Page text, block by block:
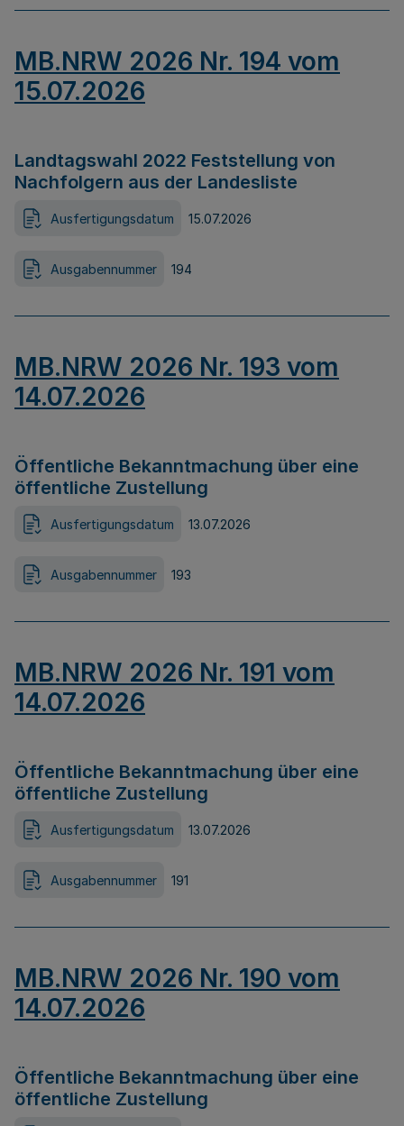
MB.NRW 2026 Nr. 194 vom
15.07.2026
Landtagswahl 2022 Feststellung von
Nachfolgern aus der Landesliste
Ausfertigungsdatum 15.07.2026
Ausgabennummer 194
MB.NRW 2026 Nr. 193 vom
14.07.2026
Öffentliche Bekanntmachung über eine
öffentliche Zustellung
Ausfertigungsdatum 13.07.2026
Ausgabennummer 193
MB.NRW 2026 Nr. 191 vom
14.07.2026
Öffentliche Bekanntmachung über eine
öffentliche Zustellung
Ausfertigungsdatum 13.07.2026
Ausgabennummer 191
MB.NRW 2026 Nr. 190 vom
14.07.2026
Öffentliche Bekanntmachung über eine
öffentliche Zustellung